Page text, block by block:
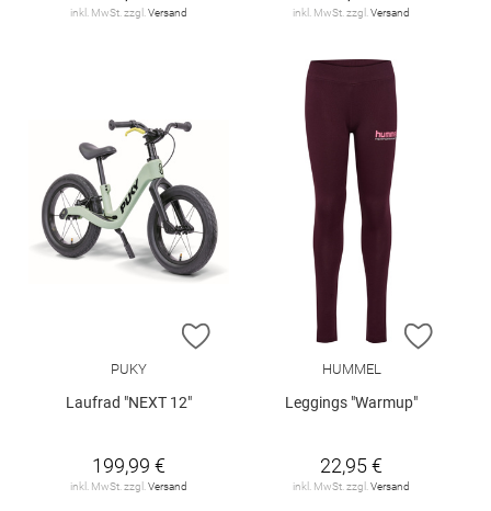
inkl. MwSt. zzgl. Versand inkl. MwSt. zzgl. Versand
ZUR WUNSCHLISTE HINZUFÜGEN
PUKY
Laufrad "NEXT 12"
199,99 €
inkl. MwSt. zzgl.Versand
ZUR
HUMMEL
Leggings "Warmup"
22,95 €
inkl. MwSt. zzgl.Versand